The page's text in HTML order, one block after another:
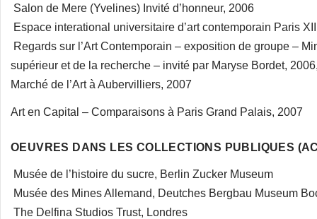
Salon de Mere (Yvelines) Invité d’honneur, 2006
Espace interational universitaire d’art contemporain Paris
Regards sur l’Art Contemporain – exposition de groupe –
supérieur et de la recherche – invité par Maryse Bordet,
Marché de l’Art à Aubervilliers, 2007
Art en Capital – Comparaisons à Paris Grand Palais, 2007
OEUVRES DANS LES COLLECTIONS PUBLIQUES
Musée de l’histoire du sucre, Berlin Zucker Museum
Musée des Mines Allemand, Deutches Bergbau Museum
The Delfina Studios Trust, Londres